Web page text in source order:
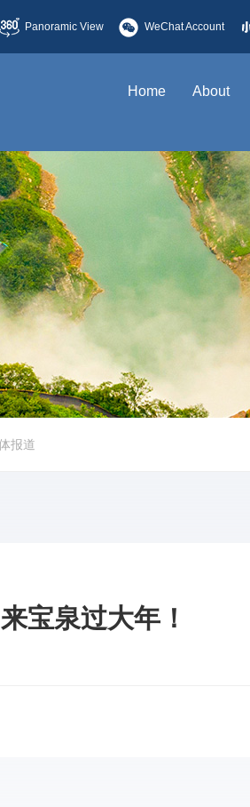
Panoramic View WeChat Account
Home About
报道
宝泉过大年！